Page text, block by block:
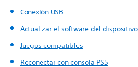
Conexión USB
Actualizar el software del dispositivo
Juegos compatibles
Reconectar con consola PS5